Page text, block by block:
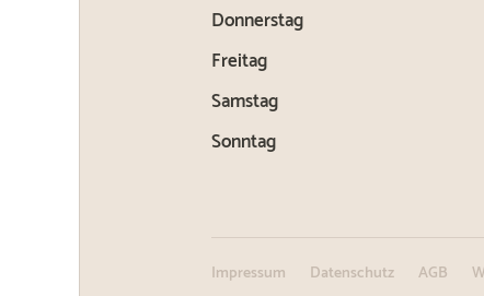
Donnerstag
Freitag
Samstag
Sonntag
Impressum Datenschutz AGB